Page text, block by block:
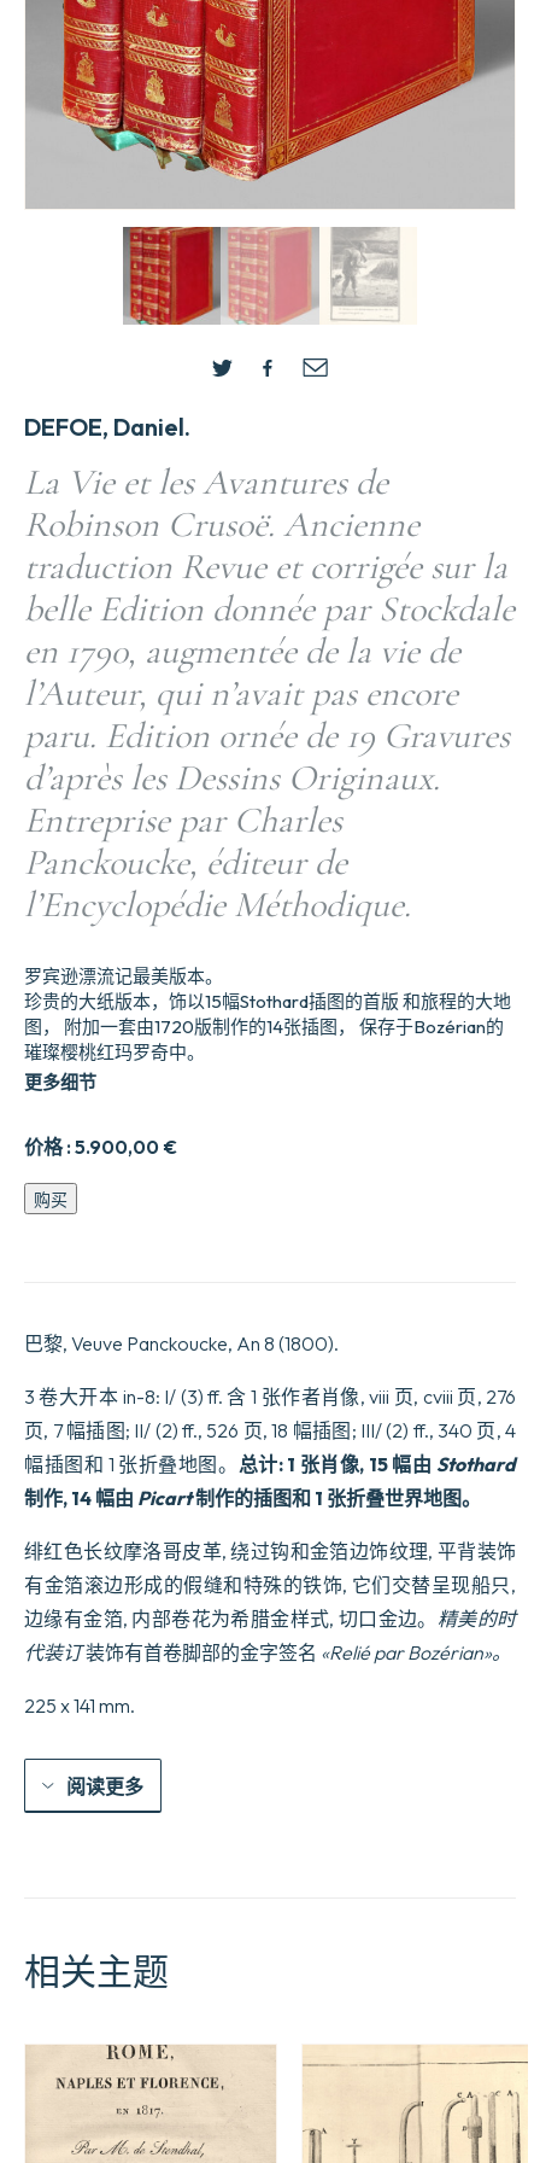
DEFOE, Daniel.
La Vie et les Avantures de
Robinson Crusoë. Ancienne
traduction Revue et corrigée sur la
belle Edition donnée par Stockdale
en 1790, augmentée de la vie de
l’Auteur, qui n’avait pas encore
paru. Edition ornée de 19 Gravures
d’après les Dessins Originaux.
Entreprise par Charles
Panckoucke, éditeur de
l’Encyclopédie Méthodique.
价格 :5.900,00 €
罗宾逊漂流记最美版本。
珍贵的大纸版本，饰以15幅Stothard插图的首版 和旅程的大地
图， 附加一套由1720版制作的14张插图， 保存于Bozérian的
璀璨樱桃红玛罗奇中。
更多细节
La
Vie
Crusoë.
traduction
Revue
et
corrigée
sur
la
Edition
donnée
par
Stockdale
en
1790,
la
de
l’Auteur,
de
19
Gravures
les
Originaux.
Charles
购买
巴黎, Veuve Panckoucke, An 8 (1800).
3 卷大开本 in-8: I/ (3) ff. 含 1 张作者肖像, viii 页, cviii 页, 276
页, 7 幅插图; II/ (2) ff., 526 页, 18 幅插图; III/ (2) ff., 340 页, 4
幅插图和 1 张折叠地图。 总计: 1 张肖像, 15 幅由 Stothard
制作, 14 幅由 Picart制作的插图和 1 张折叠世界地图。
绯红色长纹摩洛哥皮革, 绕过钩和金箔边饰纹理, 平背装饰
有金箔滚边形成的假缝和特殊的铁饰, 它们交替呈现船只,
边缘有金箔, 内部卷花为希腊金样式, 切口金边。 精美的时
代装订装饰有首卷脚部的金字签名 «Relié par Bozérian»。
225 x 141 mm.
阅读更多
相关主题